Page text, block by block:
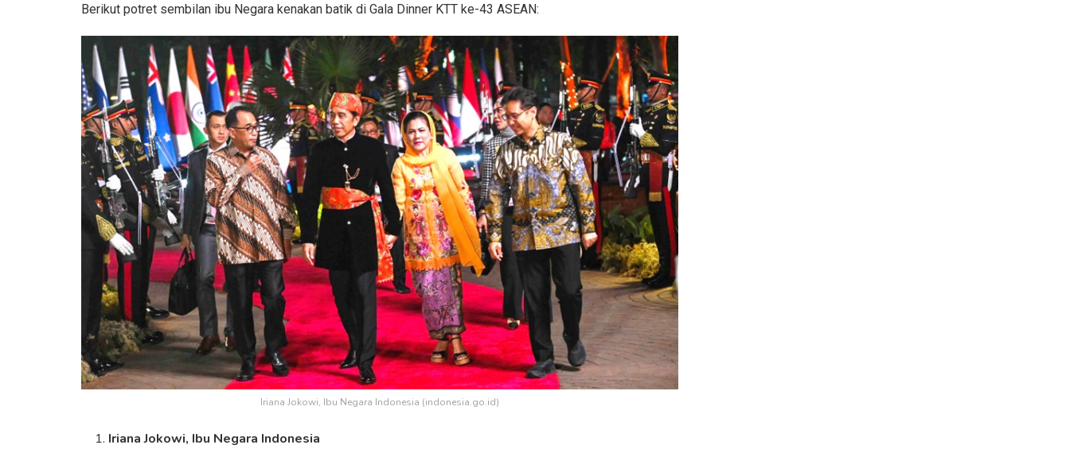
Berikut potret sembilan ibu Negara kenakan batik di Gala Dinner KTT ke-43 ASEAN:
Iriana Jokowi, Ibu Negara Indonesia (indonesia.go.id)
Iriana Jokowi, Ibu Negara Indonesia